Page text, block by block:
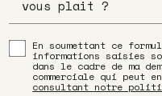
En soumettant ce
informations saisies
dans le cadre de ma
commerciale qui peut
consultant notre